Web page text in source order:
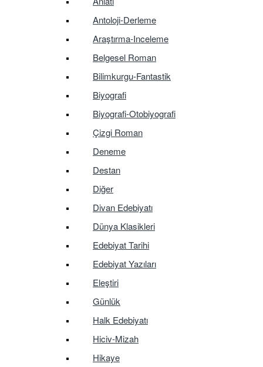
Antoloji-Derleme
Araştırma-Inceleme
Belgesel Roman
Bilimkurgu-Fantastik
Biyografi
Biyografi-Otobiyografi
Çizgi Roman
Deneme
Destan
Diğer
Divan Edebiyatı
Dünya Klasikleri
Edebiyat Tarihi
Edebiyat Yazıları
Eleştiri
Günlük
Halk Edebiyatı
Hiciv-Mizah
Hikaye